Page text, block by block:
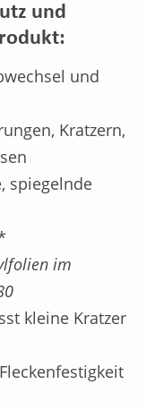
und
und
Kratzern,
spiegelnde
im
kleine Kratzer